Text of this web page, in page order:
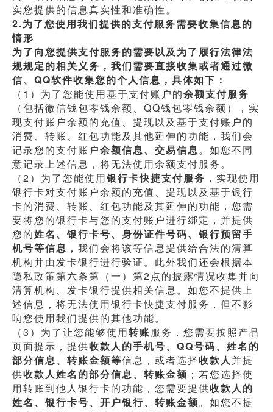
实您提供的信息真实性和准确性。
2.为了您使用我们提供的支付服务需要收集信息的
情形
为了向您提供支付服务的需要以及为了履行法律法
规规定的相关义务，我们需要直接收集或者通过微
信、QQ软件收集您的个人信息，具体如下：
（1）为了您能使用基于支付账户的余额支付服务
（包括微信钱包零钱余额、QQ钱包零钱余额），实
现支付账户余额的充值、提现以及基于支付账户的
消费、转账、红包功能及其他延伸的功能，我们会
记录您的支付账户余额信息、交易信息。如您不同
意记录上述信息，将无法使用余额支付服务。
（2）为了您能使用银行卡快捷支付服务 ，实现使用
银行卡对支付账户余额的充值、提现以及基于银行
卡的消费、转账、红包功能及其延伸的功能，您需
要将您的银行卡与您的支付账户进行绑定，并提供
您的姓名、银行卡号、身份证件号码、银行预留手
机号等信息 ，我们会将该等信息提供给合法的清算
机构并由发卡银行进行验证。此外我们还会根据本
隐私政策第六条第（一）第2点的披露情况收集并向
清算机构、发卡银行提供相关信息。如您不提供上
述信息，将无法使用银行卡快捷支付服务，但不影
响您使用我们提供的其他功能。
（3）为了让您能够使用转账服务，您需要按照产品
页面提示，提供收款人的手机号、QQ号码、姓名的
部分信息、转账金额等信息，或者选择收款人并提
供收款人姓名的部分信息、转账金额 ；若您选择使
用转账到他人银行卡的功能，您需要提供收款人的
姓名、银行卡号、开户银行、转账金额。如您不提